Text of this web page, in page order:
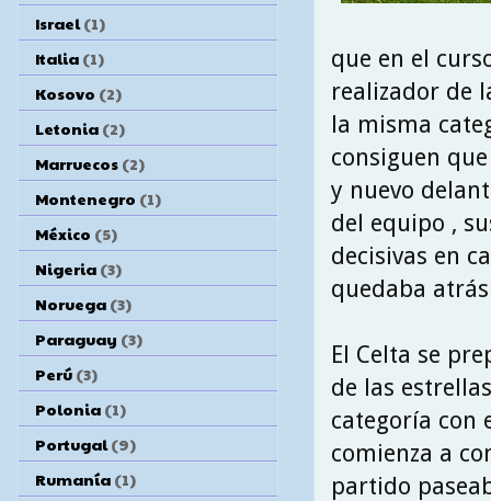
que en el
realizador de
la misma
consiguen
y nuevo
del equipo ,
decisivas en
quedaba
El Celta se
de las
categoría con
comienza a
partido
Israel (1)
Italia (1)
Kosovo (2)
Letonia (2)
Marruecos (2)
Montenegro (1)
México (5)
Nigeria (3)
Noruega (3)
Paraguay (3)
Perú (3)
Polonia (1)
Portugal (9)
Rumanía (1)